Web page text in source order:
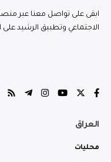
ابقى على تواصل معنا عبر
الاجتماعي وتطبيق الرشيد على
العراق
محليات